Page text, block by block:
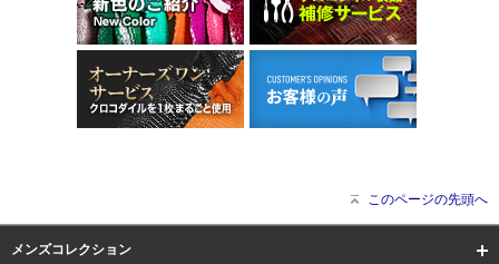
このページの先頭へ
メンズコレクション